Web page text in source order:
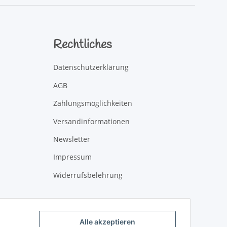
Alle akzeptieren
Rechtliches
Datenschutzerklärung
AGB
Zahlungsmöglichkeiten
Versandinformationen
Newsletter
Impressum
Widerrufsbelehrung